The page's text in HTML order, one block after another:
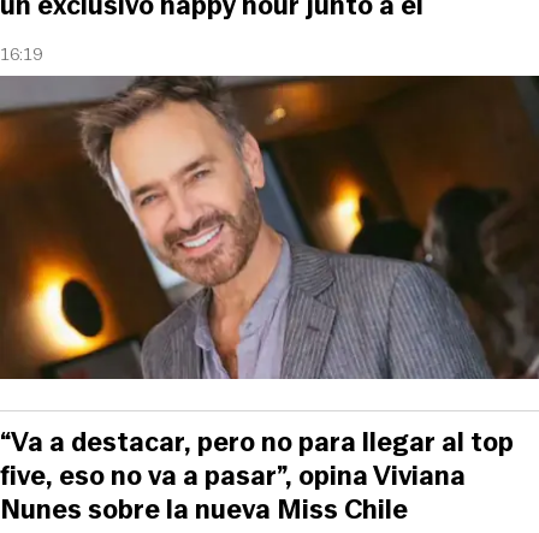
16:19
“Va a destacar, pero no para llegar al top
five, eso no va a pasar”, opina Viviana
Nunes sobre la nueva Miss Chile